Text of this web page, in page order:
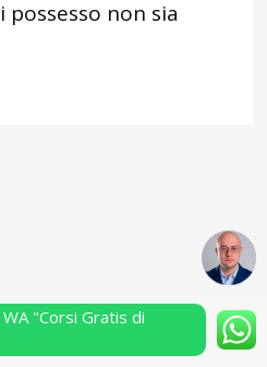
non sia
S.a.s.
"Corsi Gratis di